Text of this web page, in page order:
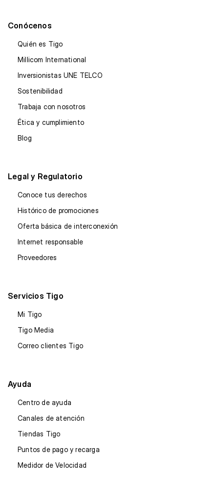
Conócenos
Quién es Tigo
Millicom International
Inversionistas UNE TELCO
Sostenibilidad
Trabaja con nosotros
Ética y cumplimiento
Blog
Legal y Regulatorio
Conoce tus derechos
Histórico de promociones
Oferta básica de interconexión
Internet responsable
Proveedores
Servicios Tigo
Mi Tigo
Tigo Media
Correo clientes Tigo
Ayuda
Centro de ayuda
Canales de atención
Tiendas Tigo
Puntos de pago y recarga
Medidor de Velocidad